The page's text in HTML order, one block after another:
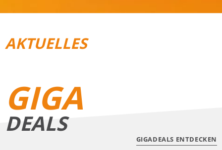
AKTUELLES
GIGA
DEALS
GIGADEALS ENTDECKEN